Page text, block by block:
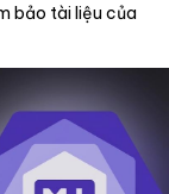
bảo tài liệu của